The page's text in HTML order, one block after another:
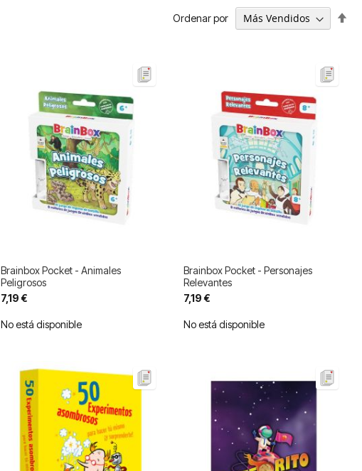
Ordenar por
Brainbox Pocket - Animales
Peligrosos
7,19 €
No está disponible
Brainbox Pocket - Personajes
Relevantes
7,19 €
No está disponible